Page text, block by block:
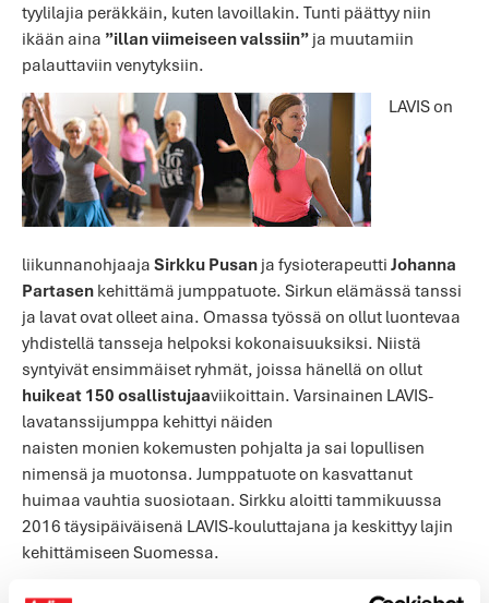
tyylilajia peräkkäin, kuten lavoillakin. Tunti päättyy niin
ikään aina ”illan viimeiseen valssiin” ja muutamiin
palauttaviin venytyksiin.
LAVIS on
liikunnanohjaaja Sirkku Pusan ja fysioterapeutti Johanna
Partasen kehittämä jumppatuote. Sirkun elämässä tanssi
ja lavat ovat olleet aina. Omassa työssä on ollut luontevaa
yhdistellä tansseja helpoksi kokonaisuuksiksi. Niistä
syntyivät ensimmäiset ryhmät, joissa hänellä on ollut
huikeat 150 osallistujaaviikoittain. Varsinainen LAVIS-
lavatanssijumppa kehittyi näiden
naisten monien kokemusten pohjalta ja sai lopullisen
nimensä ja muotonsa. Jumppatuote on kasvattanut
huimaa vauhtia suosiotaan. Sirkku aloitti tammikuussa
2016 täysipäiväisenä LAVIS-kouluttajana ja keskittyy lajin
kehittämiseen Suomessa.